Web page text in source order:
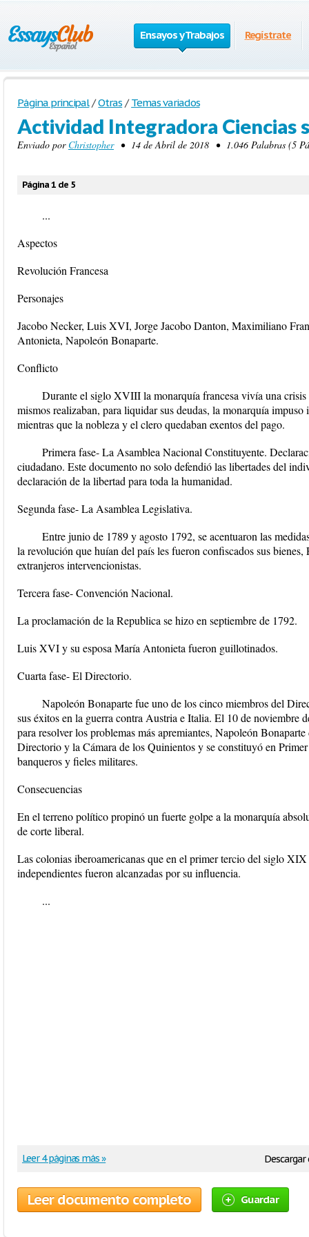
Ensayos y Trabajos Regístrate
Página principal / Otras / Temas variados
Actividad Integradora Ciencias
Enviado por Christopher• 14 de Abril de 2018 • 1.046 Palabras (5
Página 1 de 5
...
Aspectos
Revolución Francesa
Personajes
Jacobo Necker, Luis XVI, Jorge Jacobo Danton, Maximiliano
Antonieta, Napoleón Bonaparte.
Conflicto
Durante el siglo XVIII la monarquía francesa vivía una crisis
mismos realizaban, para liquidar sus deudas, la monarquía
mientras que la nobleza y el clero quedaban exentos del pago.
Primera fase- La Asamblea Nacional Constituyente.
ciudadano. Este documento no solo defendió las libertades del
declaración de la libertad para toda la humanidad.
Segunda fase- La Asamblea Legislativa.
Entre junio de 1789 y agosto 1792, se acentuaron las
la revolución que huían del país les fueron confiscados sus
extranjeros intervencionistas.
Tercera fase- Convención Nacional.
La proclamación de la Republica se hizo en septiembre de 1792.
Luis XVI y su esposa María Antonieta fueron guillotinados.
Cuarta fase- El Directorio.
Napoleón Bonaparte fue uno de los cinco miembros del
sus éxitos en la guerra contra Austria e Italia. El 10 de noviembre
para resolver los problemas más apremiantes, Napoleón
Directorio y la Cámara de los Quinientos y se constituyó en
banqueros y fieles militares.
Consecuencias
En el terreno político propinó un fuerte golpe a la monarquía
de corte liberal.
Las colonias iberoamericanas que en el primer tercio del siglo
independientes fueron alcanzadas por su influencia.
...
Leer 4 páginas más »
Leer documento completo Guardar